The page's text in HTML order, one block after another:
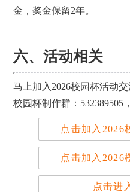
金 ，奖金保留2年。
六、活动相关
马上加入 2026校园杯活动
校园杯制作群： 532389505，
点击加入2026
点击加入2026
点击进